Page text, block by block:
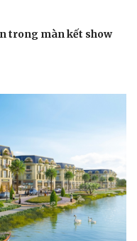
trong màn kết show